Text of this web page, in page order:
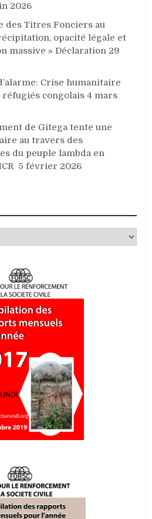
2026
des Titres Fonciers au
opacité légale et
massive » Déclaration 29
Crise humanitaire
réfugiés congolais 4 mars
de Gitega tente une
au travers des
du peuple lambda en
5 février 2026